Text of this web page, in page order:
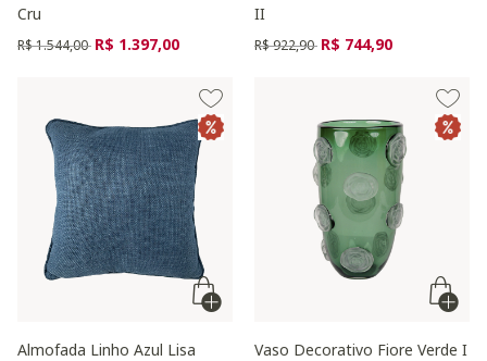
Cru
Preço reduzido de
R$ 1.544,00 para
R$ 1.397,00
II
Preço reduzido de
R$ 922,90 para
R$ 744,90
Almofada Linho Azul Lisa Vaso Decorativo Fiore Verde I